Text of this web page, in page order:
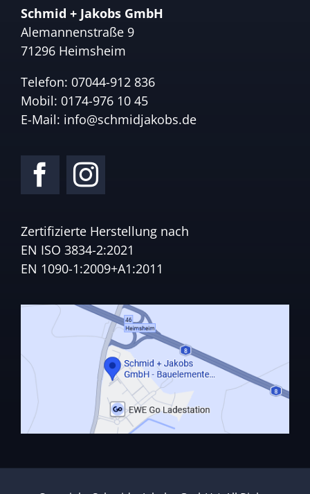
Schmid + Jakobs GmbH
Alemannenstraße 9
71296 Heimsheim
Telefon: 07044-912 836
Mobil: 0174-976 10 45
E-Mail: info@schmidjakobs.de
Zertifizierte Herstellung nach
EN ISO 3834-2:2021
EN 1090-1:2009+A1:2011